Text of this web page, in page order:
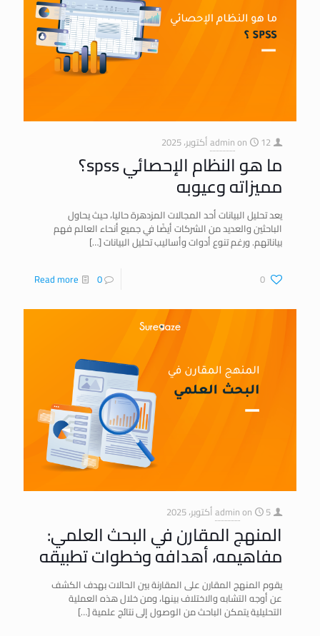
adminon 12 أكتوبر، 2025
ما هو النظام الإحصائي spss؟
مميزاته وعيوبه
يعد تحليل البيانات أحد المجالات المزدهرة حاليا، حيث يحاول
الباحثين والعديد من الشركات أيضًا في جميع أنحاء العالم فهم
بياناتهم. ورغم تنوع أدوات وأساليب تحليل البيانات[…]
0
0
Read more
adminon 5 أكتوبر، 2025
المنهج المقارن في البحث العلمي:
مفاهيمه، أهدافه وخطوات تطبيقه
يقوم المنهج المقارن على المقارنة بين الحالات بهدف الكشف
عن أوجه التشابه والاختلاف بينها، ومن خلال هذه العملية
التحليلية يتمكن الباحث من الوصول إلى نتائج علمية[…]